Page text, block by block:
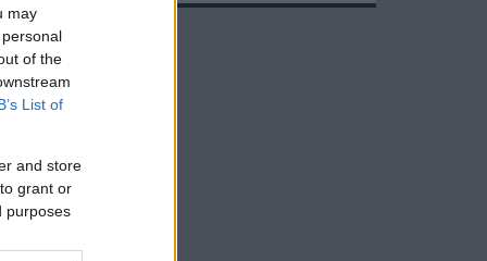
may
of the
List of
and store
grant or
purposes